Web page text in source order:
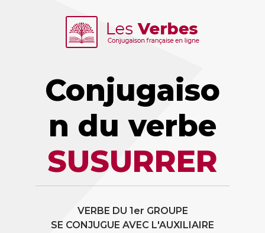
Conjugaiso
n du verbe
SUSURRER
VERBE DU 1er GROUPE
SE CONJUGUE AVEC L'AUXILIAIRE